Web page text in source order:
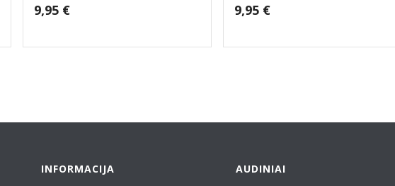
9,95 € 9,95 €
INFORMACIJA AUDINIAI